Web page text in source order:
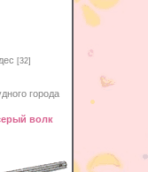
[32]
города
волк